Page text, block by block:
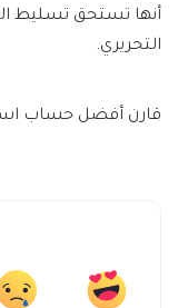
أنها تستحق تسليط
التحريري.
قارن أفضل حساب